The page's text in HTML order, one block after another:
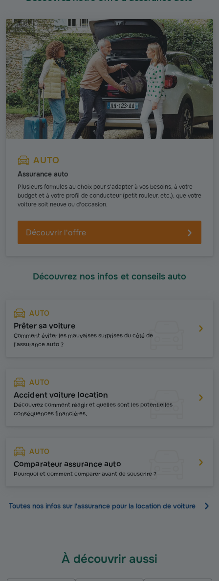
AUTO
Assurance auto
Plusieurs formules au choix pour s'adapter à vos besoins, à votre
budget et à votre profil de conducteur (petit rouleur, etc.), que votre
voiture soit neuve ou d'occasion.
Découvrir l'offre
Découvrez nos infos et conseils auto
AUTO
Prêter sa voiture
Comment éviter les mauvaises surprises du côté de
l’assurance auto ?
AUTO
Accident voiture location
Découvrez comment réagir et quelles sont les potentielles
conséquences financières.
AUTO
Comparateur assurance auto
Pourquoi et comment comparer avant de souscrire ?
Toutes nos infos sur l'assurance pour la location de voiture
À découvrir aussi